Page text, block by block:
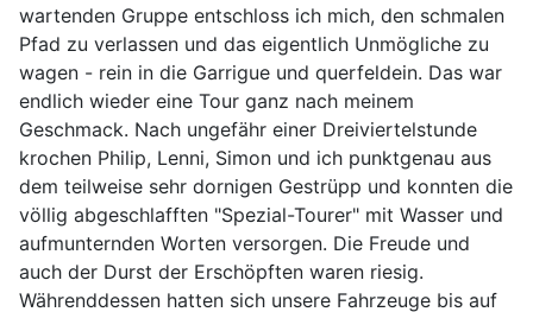
wartenden Gruppe entschloss ich mich, den schmalen
Pfad zu verlassen und das eigentlich Unmögliche zu
wagen - rein in die Garrigue und querfeldein. Das war
endlich wieder eine Tour ganz nach meinem
Geschmack. Nach ungefähr einer Dreiviertelstunde
krochen Philip, Lenni, Simon und ich punktgenau aus
dem teilweise sehr dornigen Gestrüpp und konnten die
völlig abgeschlafften "Spezial-Tourer" mit Wasser und
aufmunternden Worten versorgen. Die Freude und
auch der Durst der Erschöpften waren riesig.
Währenddessen hatten sich unsere Fahrzeuge bis auf